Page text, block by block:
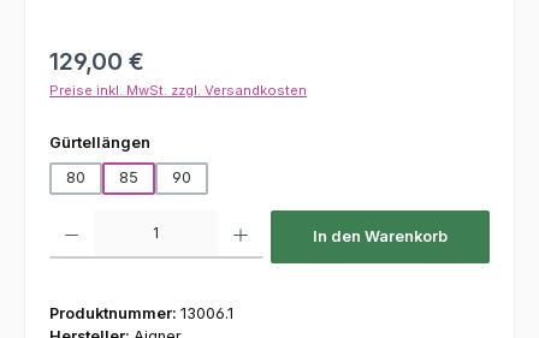
Regulärer Preis:
129,00 €
Preise inkl. MwSt. zzgl. Versandkosten
Gürtellängen
80
85 90
In den Warenkorb
Produktnummer: 13006.1